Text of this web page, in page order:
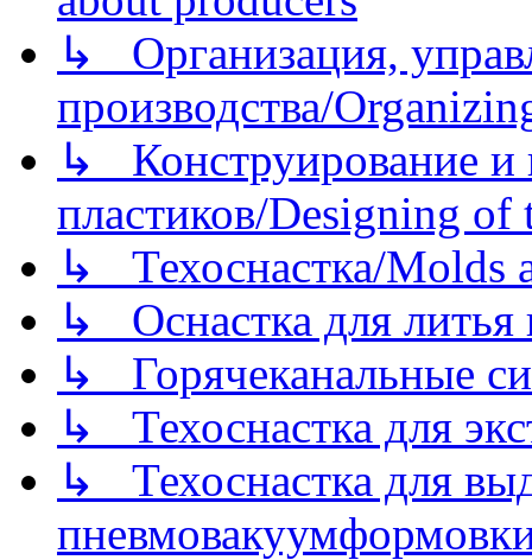
↳ Организация,
производства/
↳ Конструирование и
пластиков/Designing of
↳ Техоснастка/Molds
↳ Оснастка для литья
↳ Горячеканальные
↳ Техоснастка для
↳ Техоснастка для